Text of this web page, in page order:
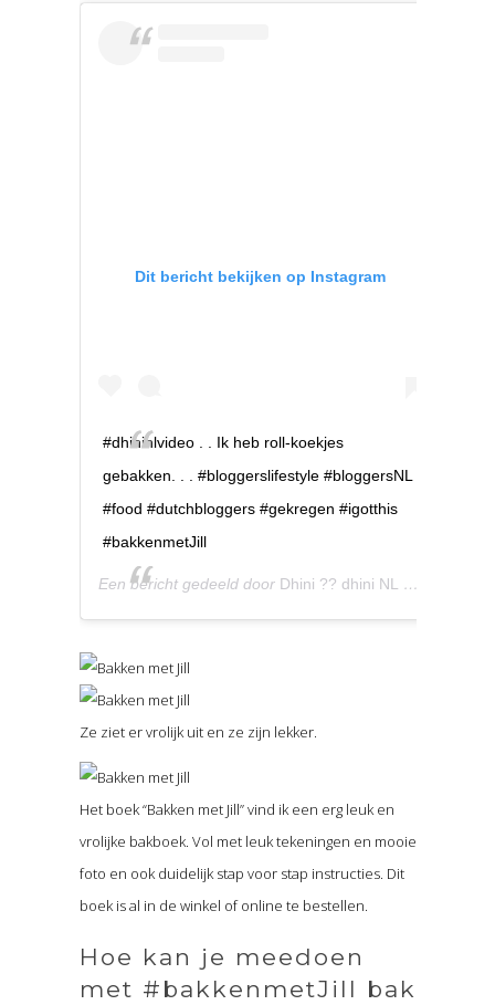
Dit bericht bekijken op Instagram
#dhininlvideo . . Ik heb roll-koekjes
gebakken. . . #bloggerslifestyle #bloggersNL
#food #dutchbloggers #gekregen #igotthis
#bakkenmetJill
Een bericht gedeeld door Dhini ?? dhini NL
Ze ziet er vrolijk uit en ze zijn lekker.
Het boek “Bakken met Jill” vind ik een erg leuk en
vrolijke bakboek. Vol met leuk tekeningen en mooie
foto en ook duidelijk stap voor stap instructies. Dit
boek is al in de winkel of online te bestellen.
Hoe kan je meedoen
met #bakkenmetJill bak